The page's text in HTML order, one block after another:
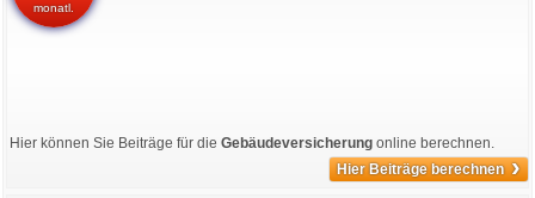
monatl.
Hier können Sie Beiträge für die Gebäudeversicherung online berechnen.
Hier Beiträge berechnen ›